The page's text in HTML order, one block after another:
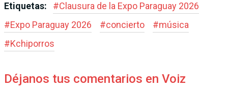
Etiquetas: #Clausura de la Expo Paraguay 2026
#Expo Paraguay 2026 #concierto #música
#Kchiporros
Déjanos tus comentarios en Voiz